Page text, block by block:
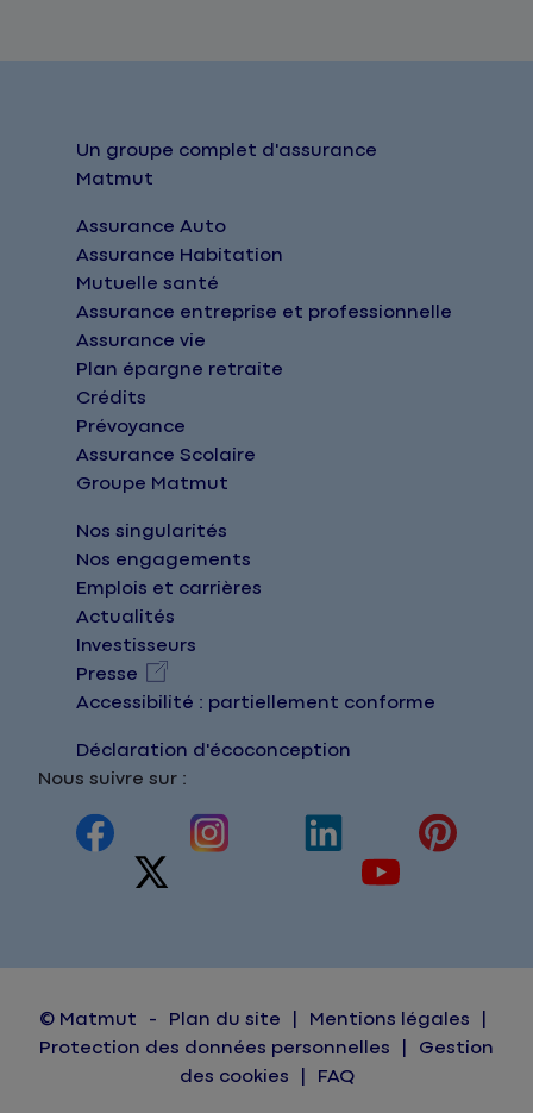
Un groupe complet d'assurance
Matmut
Assurance Auto
Assurance Habitation
Mutuelle santé
Assurance entreprise et professionnelle
Assurance vie
Plan épargne retraite
Crédits
Prévoyance
Assurance Scolaire
Groupe Matmut
Nos singularités
Nos engagements
Emplois et carrières
Actualités
Investisseurs
Presse
Accessibilité : partiellement conforme
Déclaration d'écoconception
Nous suivre sur :
© Matmut Plan du site
Mentions légales
Protection des données personnelles
Gestion
des cookies
FAQ